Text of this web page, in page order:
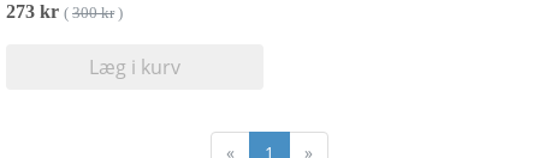
273 kr ( 300 kr)
Læg i kurv
« 1 »